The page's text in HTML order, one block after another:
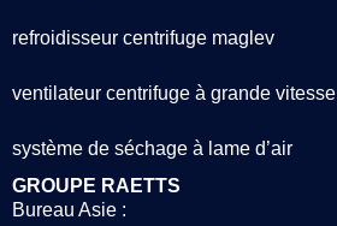
refroidisseur centrifuge maglev
ventilateur centrifuge à grande vitesse
système de séchage à lame d’air
GROUPE RAETTS
Bureau Asie :